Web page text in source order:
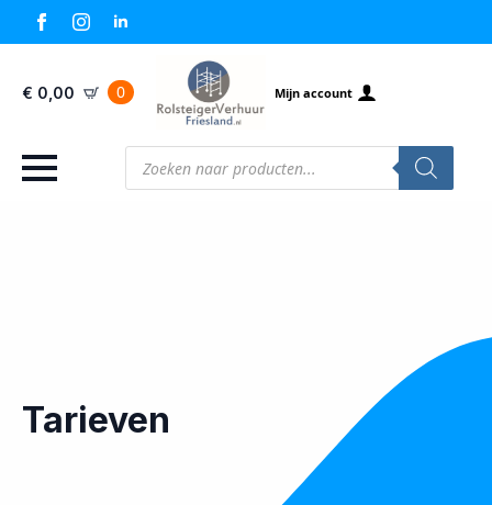
€ 0,00 0 Mijn account
Producten
zoeken
Tarieven